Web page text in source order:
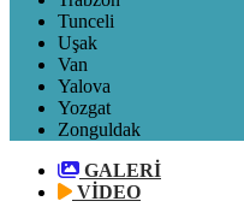
Tunceli
Uşak
Van
Yalova
Yozgat
Zonguldak
GALERİ
VİDEO